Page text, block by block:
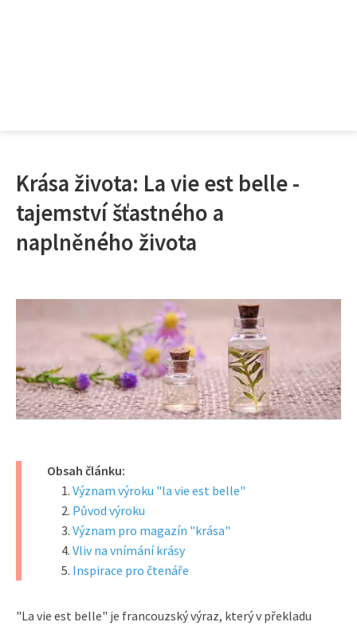
Krása života: La vie est belle -
tajemství šťastného a
naplněného života
Obsah článku:
Význam výroku "la vie est belle"
Původ výroku
Význam pro magazín "krása"
Vliv na vnímání krásy
Inspirace pro čtenáře
"La vie est belle" je francouzský výraz, který v překladu